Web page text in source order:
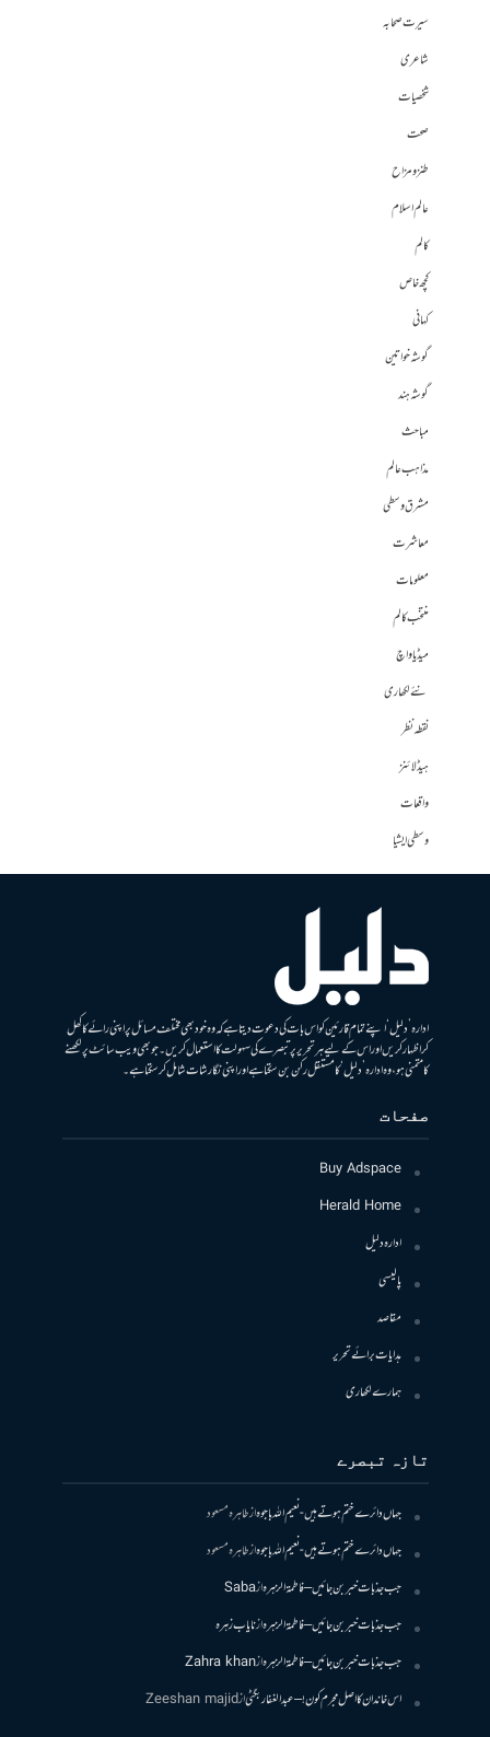
سیرت صحابہ
شاعری
شخصیات
صحت
طنز و مزاح
عالم اسلام
کالم
کچھ خاص
کہانی
گوشہ خواتین
گوشہ ہند
مباحث
مذاہب عالم
مشرق وسطی
معاشرت
معلومات
منتخب کالم
میڈیا واچ
نئے لکھاری
نقطہ نظر
ہیڈلائنز
واقعات
وسطی ایشیا
ادارہ ’دلیل‘ اپنے تمام قارئین کو اس بات کی دعوت دیتا ہے کہ وہ خود بھی مختلف مسائل پر اپنی رائے کا کھل
کر اظہار کریں اور اس کے لیے ہر تحریر پر تبصرے کی سہولت کا استعمال کریں۔ جو بھی ویب سائٹ پر لکھنے
کا متمنی ہو، وہ ادارہ ’دلیل‘ کا مستقل رکن بن سکتا ہے اور اپنی نگارشات شامل کرسکتا ہے۔
صفحات
Buy Adspace
Herald Home
ادارہ دلیل
پالیسی
مقاصد
ہدایات برائے تحریر
ہمارے لکھاری
تازہ تبصرے
جہاں دائرے ختم ہوتے ہیں- نعیم اللہ باجوہازطاہرہ مسعود
جہاں دائرے ختم ہوتے ہیں- نعیم اللہ باجوہازطاہرہ مسعود
جب جذبات خبر بن جائیں – فاطمۃالزہرہازSaba
جب جذبات خبر بن جائیں – فاطمۃالزہرہازنایاب زہرہ
جب جذبات خبر بن جائیں – فاطمۃالزہرہازZahra khan
اس خاندان کا اصل مجرم کون! – عبدالغفار بگٹیازZeeshan majid